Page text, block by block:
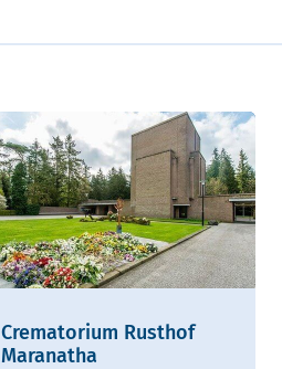
Crematorium Rusthof
Maranatha